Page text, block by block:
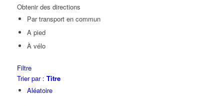
Obtenir des directions
Par transport en commun
A pied
À vélo
Filtre
Trier par : Titre
Aléatoire